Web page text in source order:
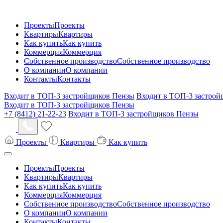
ПроектыПроекты
КвартирыКвартиры
Как купитьКак купить
КоммерцияКоммерция
Собственное производствоСобственное производство
О компанииО компании
КонтактыКонтакты
Входит в ТОП-3 застройщиков Пензы Входит в ТОП-3
Входит в ТОП-3 застройщиков Пензы
+7 (8412) 21-22-23 Входит в ТОП-3 застройщиков Пензы
Проекты Квартиры Как купить
ПроектыПроекты
КвартирыКвартиры
Как купитьКак купить
КоммерцияКоммерция
Собственное производствоСобственное производство
О компанииО компании